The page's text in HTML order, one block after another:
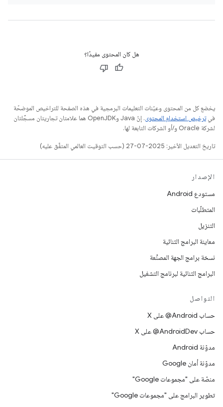
هل كان المحتوى مفيدًا؟
يخضع كل من المحتوى وعيّنات التعليمات البرمجية في هذه الصفحة للتراخيص الموضحّة
فيترخيص استخدام المحتوى
. إنّ Java وOpenJDK هما علامتان تجاريتان مسجَّلتان
لشركة Oracle و/أو الشركات التابعة لها.
تاريخ التعديل الأخير: 2025-07-27 (حسب التوقيت العالمي المتفَّق عليه)
الإصدار
مستودع Android
المتطلّبات
التنزيل
معاينة البرامج الثنائية
نسخة برامج الجهة المصنِّعة
البرامج الثنائية لبرنامج التشغيل
التواصل
حساب ‎@Android على X
حساب ‎@AndroidDev على X
مدوّنة Android
مدوّنة أمان Google
منصّة على "مجموعات Google"
تطوير البرامج على "مجموعات Google"